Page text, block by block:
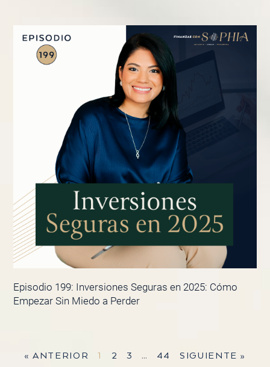
Episodio 199: Inversiones Seguras en 2025: Cómo
Empezar Sin Miedo a Perder
« ANTERIOR 1 2 3 … 44 SIGUIENTE »